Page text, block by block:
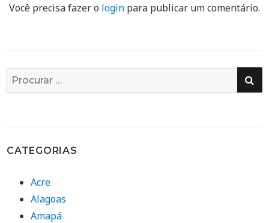
Você precisa fazer o login para publicar um comentário.
Busca
por:
CATEGORIAS
Acre
Alagoas
Amapá